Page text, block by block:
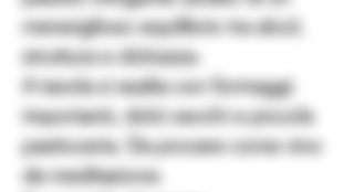
meraviglioso equilibrio tra alcol,
struttura e dolcezza.
Atavolasi esalta con formaggi
importanti, dolci secchi e piccola
pasticceria. Da provare come vino
dameditazione.